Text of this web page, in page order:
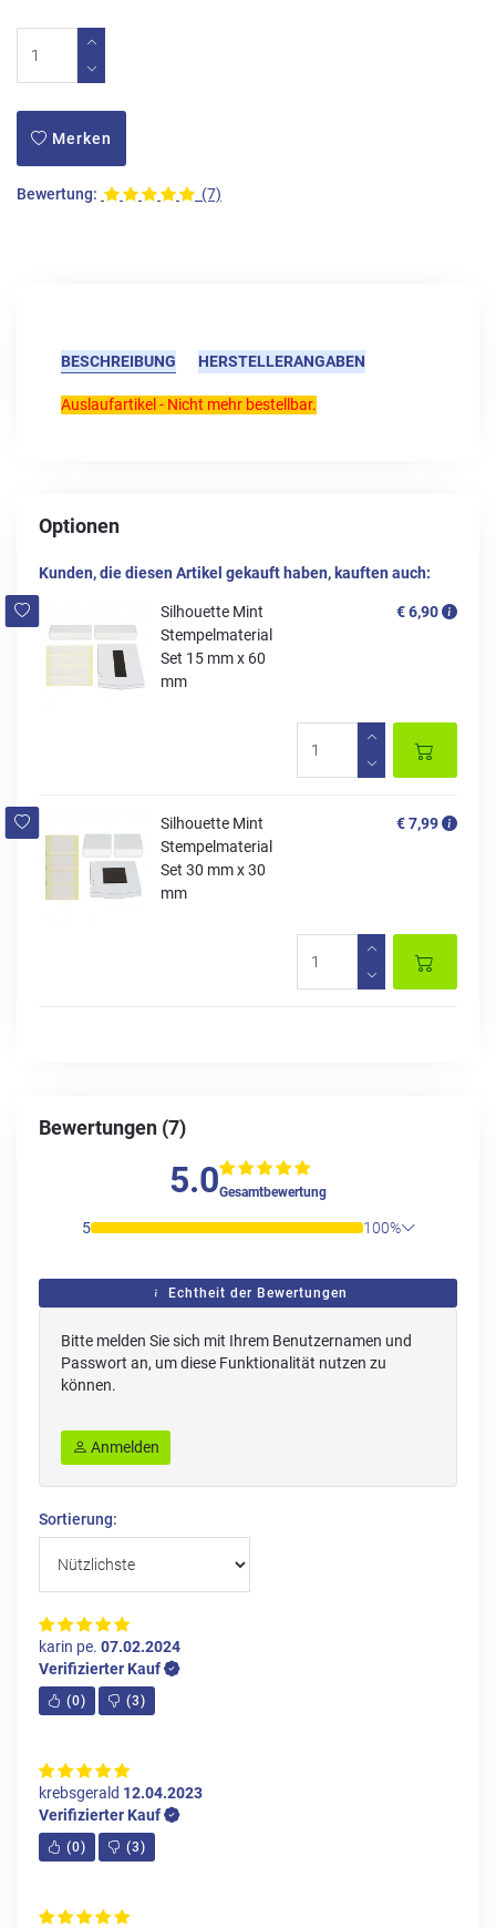
Merken
Bewertung: (7)
BESCHREIBUNG HERSTELLERANGABEN
Auslaufartikel - Nicht mehr bestellbar.
Optionen
Kunden, die diesen Artikel gekauft haben, kauften auch:
Silhouette Mint
Stempelmaterial
Set 15 mm x 60
mm
€ 6,90
Silhouette Mint
Stempelmaterial
Set 30 mm x 30
mm
€ 7,99
Bewertungen (7)
5.0Gesamtbewertung
5 100%
Echtheit der Bewertungen
Bitte melden Sie sich mit Ihrem Benutzernamen und
Passwort an, um diese Funktionalität nutzen zu
können.
Anmelden
Sortierung:
karin pe. 07.02.2024
Verifizierter Kauf
(0) (3)
krebsgerald 12.04.2023
Verifizierter Kauf
(0) (3)